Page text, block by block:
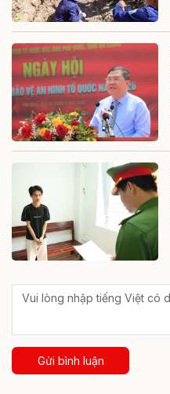
Gửi bình luận